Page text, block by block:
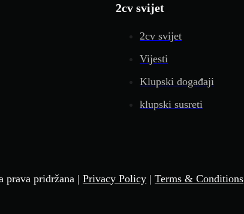
2cv svijet
2cv svijet
Vijesti
Klupski događaji
klupski susreti
prava pridržana |Privacy Policy |Terms & Conditions